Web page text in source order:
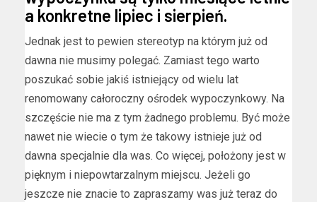
a konkretne lipiec i sierpień.
Jednak jest to pewien stereotyp na którym już od
dawna nie musimy polegać. Zamiast tego warto
poszukać sobie jakiś istniejący od wielu lat
renomowany całoroczny ośrodek wypoczynkowy. Na
szczęście nie ma z tym żadnego problemu. Być może
nawet nie wiecie o tym że takowy istnieje już od
dawna specjalnie dla was. Co więcej, położony jest w
pięknym i niepowtarzalnym miejscu. Jeżeli go
jeszcze nie znacie to zapraszamy was już teraz do